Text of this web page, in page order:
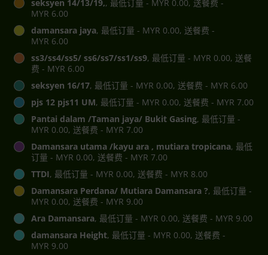
seksyen 14/13/19,, 最低订量 - MYR 0.00, 送餐费 -
MYR 6.00
damansara jaya, 最低订量 - MYR 0.00, 送餐费 -
MYR 6.00
ss3/ss4/ss5/ ss6/ss7/ss1/ss9, 最低订量 - MYR 0.00, 送餐
费 - MYR 6.00
seksyen 16/17, 最低订量 - MYR 0.00, 送餐费 - MYR 6.00
pjs 12 pjs11 UM, 最低订量 - MYR 0.00, 送餐费 - MYR 7.00
Pantai dalam /Taman jaya/ Bukit Gasing, 最低订量 -
MYR 0.00, 送餐费 - MYR 7.00
Damansara utama /kayu ara , mutiara tropicana, 最低
订量 - MYR 0.00, 送餐费 - MYR 7.00
TTDI, 最低订量 - MYR 0.00, 送餐费 - MYR 8.00
Damansara Perdana/ Mutiara Damansara ?, 最低订量 -
MYR 0.00, 送餐费 - MYR 9.00
Ara Damansara, 最低订量 - MYR 0.00, 送餐费 - MYR 9.00
damansara Height, 最低订量 - MYR 0.00, 送餐费 -
MYR 9.00